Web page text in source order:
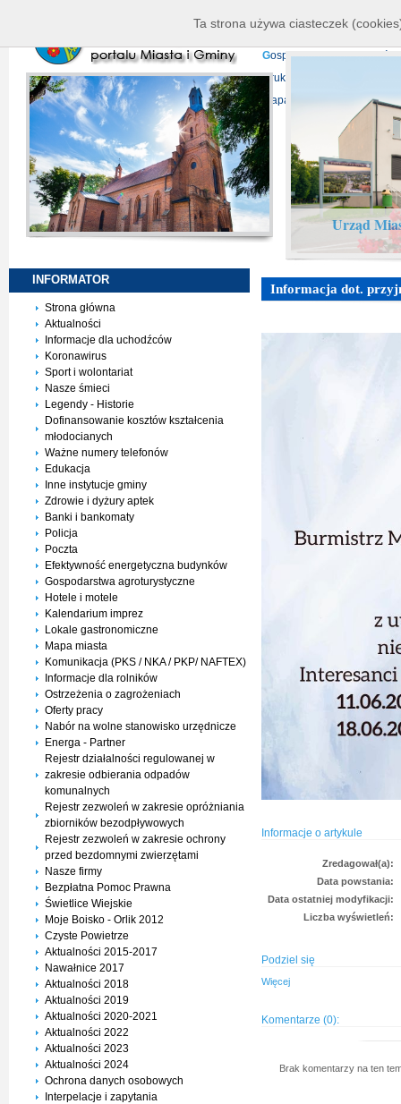
P
rojekty europejskie
Gospodarka
D ruki do pobrania
Mapa serwisu
Urząd
INFORMATOR
Strona główna
Aktualności
Informacje dla uchodźców
Koronawirus
Sport i wolontariat
Nasze śmieci
Legendy - Historie
Dofinansowanie kosztów kształcenia
młodocianych
Ważne numery telefonów
Edukacja
Inne instytucje gminy
Zdrowie i dyżury aptek
Banki i bankomaty
Policja
Poczta
Efektywność energetyczna budynków
Gospodarstwa agroturystyczne
Hotele i motele
Kalendarium imprez
Lokale gastronomiczne
Mapa miasta
Komunikacja (PKS / NKA / PKP/ NAFTEX)
Informacje dla rolników
Ostrzeżenia o zagrożeniach
Oferty pracy
Nabór na wolne stanowisko urzędnicze
Energa - Partner
Rejestr działalności regulowanej w
zakresie odbierania odpadów
komunalnych
Rejestr zezwoleń w zakresie opróżniania
zbiorników bezodpływowych
Rejestr zezwoleń w zakresie ochrony
przed bezdomnymi zwierzętami
Nasze firmy
Bezpłatna Pomoc Prawna
Świetlice Wiejskie
Moje Boisko - Orlik 2012
Czyste Powietrze
Aktualności 2015-2017
Nawałnice 2017
Aktualności 2018
Aktualności 2019
Aktualności 2020-2021
Aktualności 2022
Aktualności 2023
Aktualności 2024
Ochrona danych osobowych
Interpelacje i zapytania
Informacja dot.
Informacje o artykule
Zredagował(a):
Data powstania:
Data ostatniej modyfikacji:
Liczba wyświetleń:
Podziel się
Więcej
Komentarze (0):
Brak komentarzy na ten
Ta strona używa ciasteczek